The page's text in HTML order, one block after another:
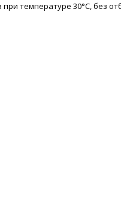
при температуре 30°С, без